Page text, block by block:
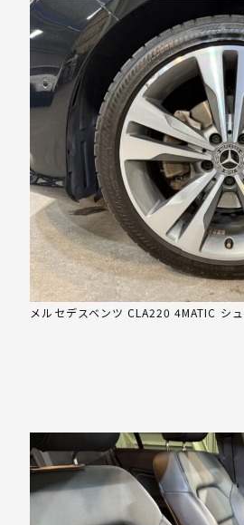
メルセデスベンツ CLA220 4MATIC シ